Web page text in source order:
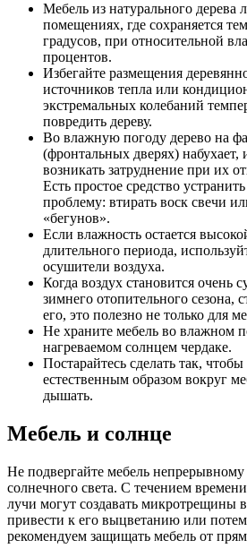
Мебель из натурального дерева
помещениях, где сохраняется
градусов, при относительной
процентов.
Избегайте размещения
источников тепла или
экстремальных колебаний
повредить дереву.
Во влажную погоду дерево на
(фронтальных дверях) набухает,
возникать затруднение при их
Есть простое средство
проблему: втирать воск свечи
«бегунов».
Если влажность остается
длительного периода,
осушители воздуха.
Когда воздух становится очень
зимнего отопительного сезона,
его, это полезно не только для
Не храните мебель во влажном
нагреваемом солнцем чердаке.
Постарайтесь сделать так,
естественным образом вокруг
дышать.
Мебель и солнце
Не подвергайте мебель
солнечного света. С течением
лучи могут создавать микротрещины
привести к его выцветанию или
рекомендуем защищать мебель от